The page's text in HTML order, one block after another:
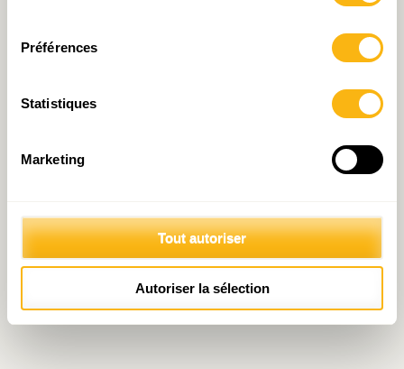
Préférences
Statistiques
Marketing
Tout autoriser
Autoriser la sélection